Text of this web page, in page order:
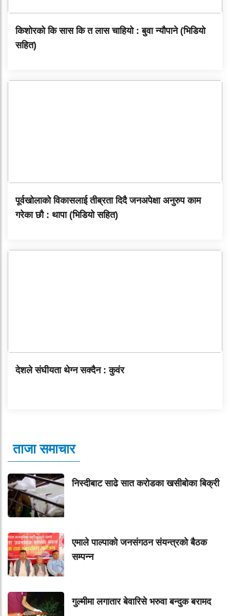
किशोरको कि सास कि त लास चाहियो : बुवा न्यौपाने (भिडियो
सहित)
पूर्वखोलाको विकासलाई तीब्रता दिदै जनअपेक्षा अनुरुप काम
गरेका छौ : थापा (भिडियो सहित)
देशले संघीयता थेग्न सक्दैन : कुवंर
ताजा समाचार
निस्दीबाट साढे सात करोडका खसीबोका बिक्री
एमाले पाल्पाको जनसंगठन संयन्त्रको बैठक
सम्पन्न
गुल्मीमा लगातार बेवारिसे भरुवा बन्दुक बरामद